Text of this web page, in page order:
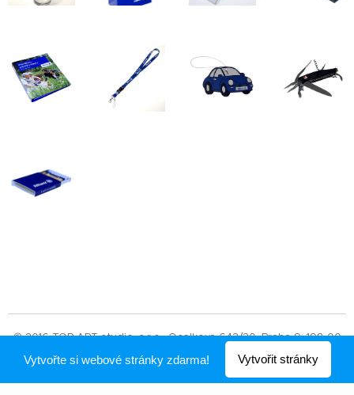
© 2016 TOP ART studio, s.r.o., Ocelkova 643/20, Praha 9, 198 00
Vytvořeno službouWebnode
Vytvořte si webové stránky zdarma! Vytvořit stránky